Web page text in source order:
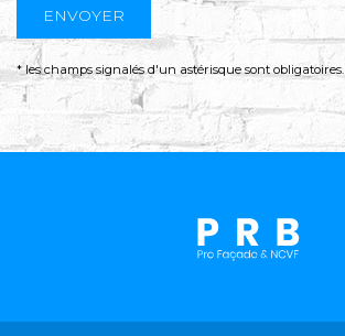
* les champs signalés d'un astérisque sont obligatoires.